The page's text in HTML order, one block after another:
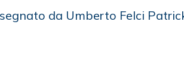
da Umberto Felci